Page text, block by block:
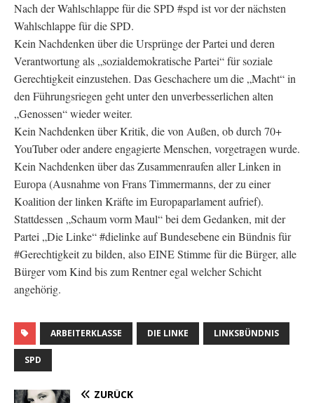
Nach der Wahlschlappe für die SPD #spd ist vor der nächsten
Wahlschlappe für die SPD.
Kein Nachdenken über die Ursprünge der Partei und deren
Verantwortung als „sozialdemokratische Partei“ für soziale
Gerechtigkeit einzustehen. Das Geschachere um die „Macht“ in
den Führungsriegen geht unter den unverbesserlichen alten
„Genossen“ wieder weiter.
Kein Nachdenken über Kritik, die von Außen, ob durch 70+
YouTuber oder andere engagierte Menschen, vorgetragen wurde.
Kein Nachdenken über das Zusammenraufen aller Linken in
Europa (Ausnahme von Frans Timmermanns, der zu einer
Koalition der linken Kräfte im Europaparlament aufrief).
Stattdessen „Schaum vorm Maul“ bei dem Gedanken, mit der
Partei „Die Linke“ #dielinke auf Bundesebene ein Bündnis für
#Gerechtigkeit zu bilden, also EINE Stimme für die Bürger, alle
Bürger vom Kind bis zum Rentner egal welcher Schicht
angehörig.
ARBEITERKLASSE DIE LINKE LINKSBÜNDNIS
SPD
ZURÜCK